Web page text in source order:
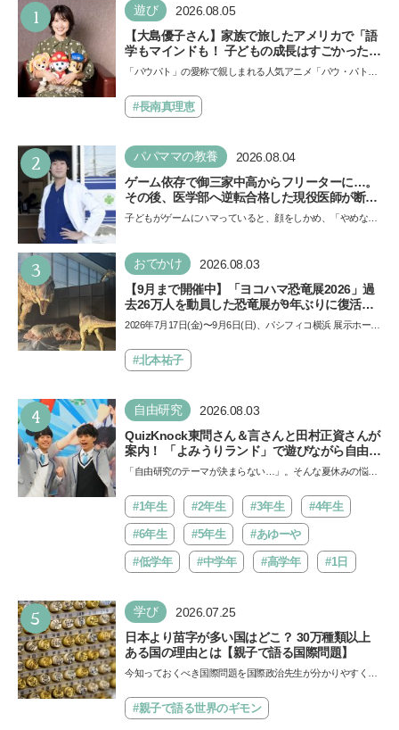
1 遊び 2026.08.05
【大島優子さん】家族で旅したアメリカで「語
学もマインドも！ 子どもの成長はすごかった」
声優をつとめた映画『パウ・パトロール ザ・ダ
できると子どもに知ってほしい
「パウパト」の愛称で親しまれる人気アニメ「パウ・パトロ
ザ…
#長南真理恵
2 パパママの教養 2026.08.04
ゲーム依存で御三家中高からフリーターに…。
その後、医学部へ逆転合格した現役医師が断言
「ゲームの経験が受験勉強に役立った」そう考
子どもがゲームにハマっていると、顔をしかめ、「やめなさ
い…
3 おでかけ 2026.08.03
【9月まで開催中】「ヨコハマ恐竜展2026」過
去26万人を動員した恐竜展が9年ぶりに復活！
夏休みのおでかけで楽しむポイントを完全ガイ
2026年7月17日(金)〜9月6日(日)、パシフィコ横浜 展示ホール
催…
#北本祐子
4 自由研究 2026.08.03
QuizKnock東問さん＆言さんと田村正資さんが
案内！ 「よみうりランド」で遊びながら自由研
究が進む期間限定イベントが開催
「自由研究のテーマが決まらない…」。そんな夏休みの悩み
バ!!…
#1年生 #2年生 #3年生 #4年生
#6年生 #5年生 #あゆーや
#低学年 #中学年 #高学年 #1日
5 学び 2026.07.25
日本より苗字が多い国はどこ？ 30万種類以上
ある国の理由とは【親子で語る国際問題】
今知っておくべき国際問題を国際政治先生が分かりやすく解
類…
#親子で語る世界のギモン